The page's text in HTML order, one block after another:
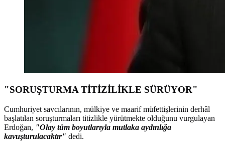
"SORUŞTURMA TİTİZİLİKLE SÜRÜYOR"
Cumhuriyet savcılarının, mülkiye ve maarif müfettişlerinin derhâl
başlatılan soruşturmaları titizlikle yürütmekte olduğunu vurgulayan
Erdoğan, "Olay tüm boyutlarıyla mutlaka aydınlığa
kavuşturulacaktır" dedi.